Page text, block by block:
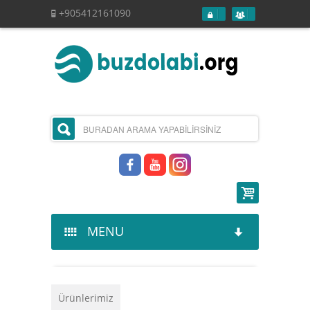
+905412161090
MENU
Hakkımızda
Ürünlerimiz
Ürünlerimiz